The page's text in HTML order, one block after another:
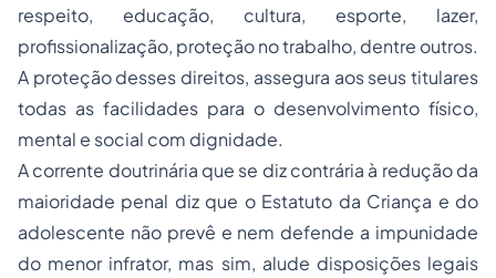
respeito, educação, cultura, esporte, lazer,
profissionalização, proteção no trabalho, dentre outros.
A proteção desses direitos, assegura aos seus titulares
todas as facilidades para o desenvolvimento físico,
mental e social com dignidade.
A corrente doutrinária que se diz contrária à redução da
maioridade penal diz que o Estatuto da Criança e do
adolescente não prevê e nem defende a impunidade
do menor infrator, mas sim, alude disposições legais